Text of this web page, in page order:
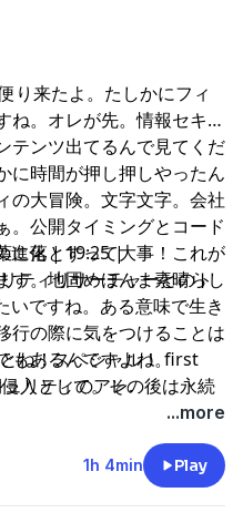
り来たよ。たしかにフィ
ね。オレが先。情報セキュ
テンツ出てるんで見てくだ
に時間が押し押しやったん
の大冒険。文字文字。会社
。公開タイミングとコード
に落とすって大事！これが
す。地固めほんま素晴らし
いですね。ある意味で生き
行の際に気をつけることは
もあるんですよね。
入として。その後は永続
はいいつつ持ち込むのっ
。監視側が運用の知らない
に何をしたのか。IAB的
マルウェアの配送経路とし
進化 | 19:25 |
ティリサーチャーとのト
ね！スペシャル！first
リティのアレ.
...more
1h 4min Play